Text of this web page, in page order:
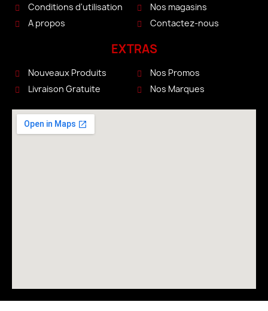
Conditions d'utilisation
A propos
Nos magasins
Contactez-nous
EXTRAS
Nouveaux Produits
Livraison Gratuite
Nos Promos
Nos Marques